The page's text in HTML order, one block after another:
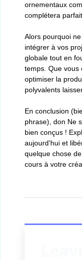
ornementaux
complétera
Alors pourquoi
intégrer à vos
globale tout en
temps. Que vous
optimiser la
polyvalents
En conclusion
phrase), don Ne
bien conçus !
aujourd'hui et
quelque chose
cours à votre